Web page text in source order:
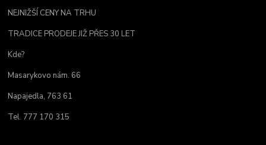
NEJNIŽŠÍ CENY NA TRHU
TRADICE PRODEJE JIŽ PŘES 30 LET
Kde?
Masarykovo nám. 66
Napajedla, 763 61
Tel. 777 170 315